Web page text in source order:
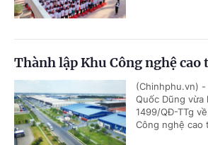
Thành lập Khu Công nghệ cao
(Chinhphu.vn)
Quốc Dũng
1499/QĐ-TTg
Công nghệ cao